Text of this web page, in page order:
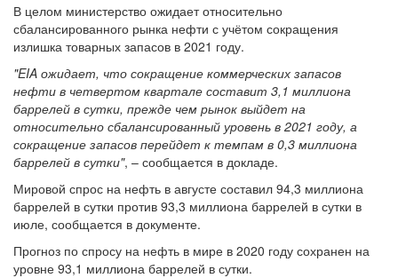
В целом министерство ожидает относительно
сбалансированного рынка нефти с учётом сокращения
излишка товарных запасов в 2021 году.
"EIA ожидает, что сокращение коммерческих запасов
нефти в четвертом квартале составит 3,1 миллиона
баррелей в сутки, прежде чем рынок выйдет на
относительно сбалансированный уровень в 2021 году, а
сокращение запасов перейдет к темпам в 0,3 миллиона
баррелей в сутки", – сообщается в докладе.
Мировой спрос на нефть в августе составил 94,3 миллиона
баррелей в сутки против 93,3 миллиона баррелей в сутки в
июле, сообщается в документе.
Прогноз по спросу на нефть в мире в 2020 году сохранен на
уровне 93,1 миллиона баррелей в сутки.